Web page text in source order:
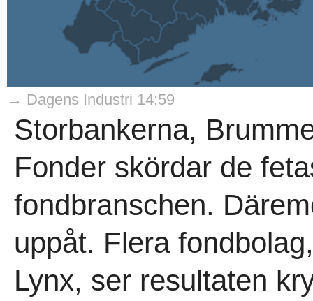
→ Dagens Industri 14:59
Storbankerna,
Fonder skördar de
fondbranschen.
uppåt. Flera
Lynx, ser resultaten